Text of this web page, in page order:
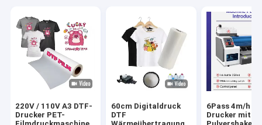
220V / 110V A3 DTF-
Drucker PET-
60cm Digitaldruck
DTF
6Pass 4m/h
Drucker mit